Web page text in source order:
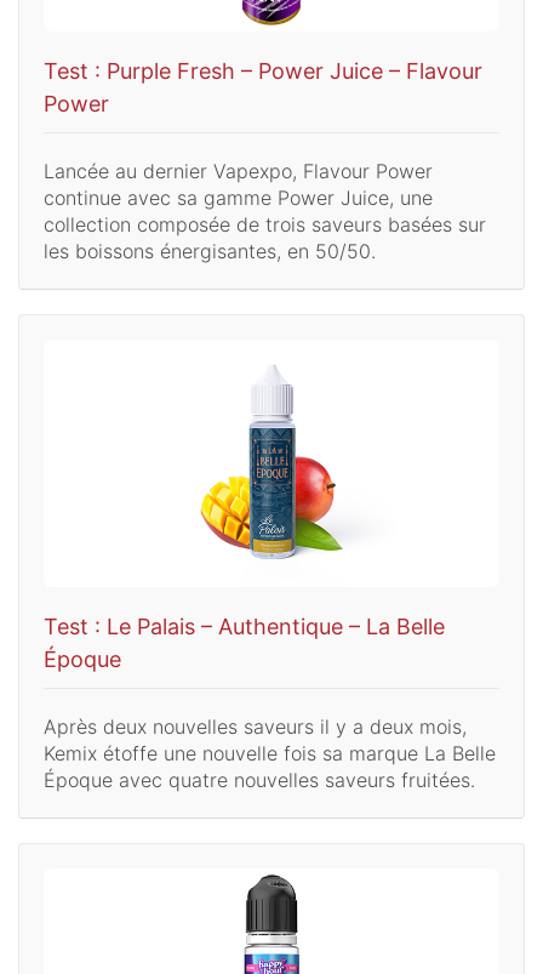
Test : Purple Fresh – Power Juice – Flavour
Power
Lancée au dernier Vapexpo, Flavour Power
continue avec sa gamme Power Juice, une
collection composée de trois saveurs basées sur
les boissons énergisantes, en 50/50.
Test : Le Palais – Authentique – La Belle
Époque
Après deux nouvelles saveurs il y a deux mois,
Kemix étoffe une nouvelle fois sa marque La Belle
Époque avec quatre nouvelles saveurs fruitées.